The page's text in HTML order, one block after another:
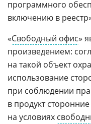
программного
включению в
«Свободный офис»
произведением:
на такой объект
использование
при соблюдении
в продукт
на условиях